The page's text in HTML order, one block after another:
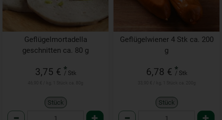
Geflügelmortadella
geschnitten ca. 80 g
3,75 € *
/ Stk
Stück
Anzahl
Geflügelwiener 4 Stk ca. 200
g
6,78 € *
/ Stk
Stück
Anzahl